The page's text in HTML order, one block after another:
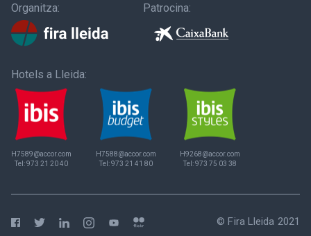
Organitza: Patrocina:
Hotels a Lleida:
H7589@accor.com
Tel:973 21 20 40
H7588@accor.com
Tel:973 21 41 80
H9268@accor.com
Tel:973 75 03 38
© Fira Lleida 2021